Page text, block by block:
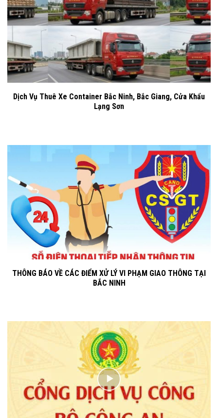
Dịch Vụ Thuê Xe Container Bắc Ninh, Bắc Giang, Cửa Khẩu
Lạng Sơn
THÔNG BÁO VỀ CÁC ĐIỂM XỬ LÝ VI PHẠM GIAO THÔNG TẠI
BẮC NINH